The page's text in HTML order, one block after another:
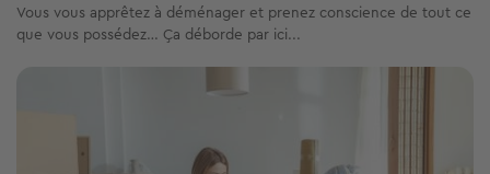
Vous vous apprêtez à déménager et prenez conscience de tout ce
que vous possédez… Ça déborde par ici...